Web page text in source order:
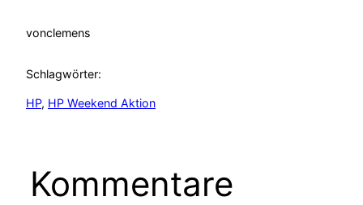
vonclemens
Schlagwörter:
HP, HP Weekend Aktion
Kommentare